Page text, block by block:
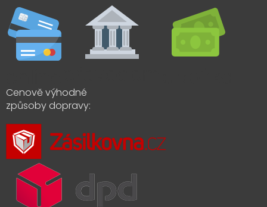
Cenově výhodné
způsoby dopravy: